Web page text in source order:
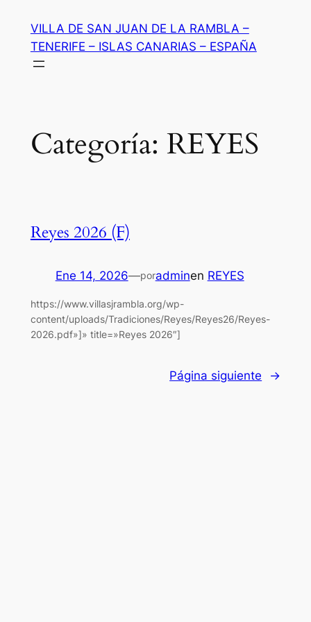
contenido
VILLA DE SAN JUAN DE LA RAMBLA –
TENERIFE – ISLAS CANARIAS – ESPAÑA
Categoría: REYES
Reyes 2026 (F)
Ene 14, 2026—poradminen REYES
https://www.villasjrambla.org/wp-
content/uploads/Tradiciones/Reyes/Reyes26/Reyes-
2026.pdf»]» title=»Reyes 2026″]
Página siguiente →